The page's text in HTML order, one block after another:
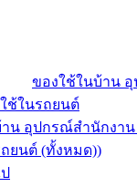
ของใช้ในบ้าน
ช้ในรถยนต์
าน อุปกรณ์สำนักงา
ยนต์ (ทั้งหมด))